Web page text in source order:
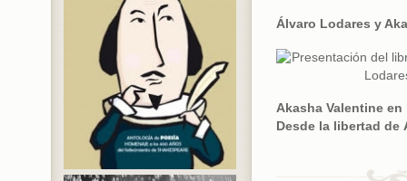
Álvaro Lodares y
Akasha Valentine
Desde la libertad de